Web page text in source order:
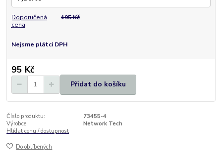
Doporučená
cena
195 Kč
Nejsme plátci DPH
95 Kč
Přidat do košíku
Číslo produktu:
73455-4
Výrobce:
Network Tech
Hlídat cenu / dostupnost
Do oblíbených